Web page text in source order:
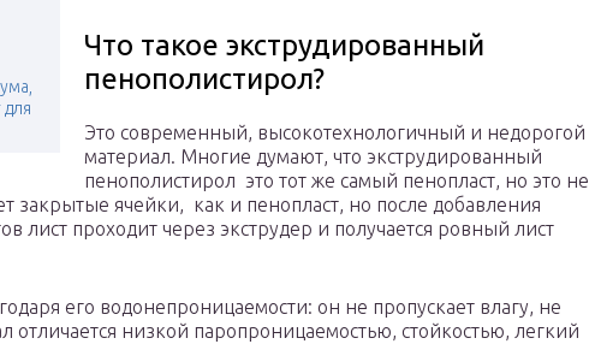
Что такое экструдированный
пенополистирол?
Это современный, высокотехнологичный и недорогой
материал. Многие думают, что экструдированный
пенополистирол это тот же самый пенопласт, но это не
закрытые ячейки, как и пенопласт, но после добавления
лист проходит через экструдер и получается ровный лист
его водонепроницаемости: он не пропускает влагу, не
отличается низкой паропроницаемостью, стойкостью, легкий